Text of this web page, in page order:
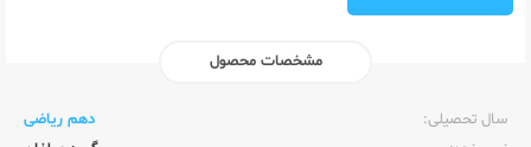
مشخصات محصول
سال تحصیلی:‌
دهم ریاضی